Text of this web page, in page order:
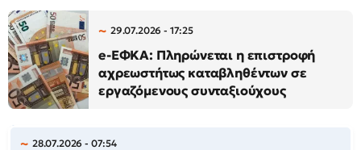
29.07.2026 - 17:25
e-ΕΦΚΑ: Πληρώνεται η επιστροφή
αχρεωστήτως καταβληθέντων σε
εργαζόμενους συνταξιούχους
28.07.2026 - 07:54